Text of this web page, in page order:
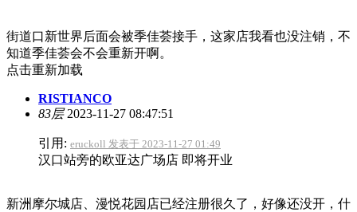
街道口新世界后面会被季佳荟接手，这家店我看也没注销，不
知道季佳荟会不会重新开啊。
点击重新加载
RISTIANCO
83层2023-11-27 08:47:51
引用: eruckoll 发表于 2023-11-27 01:49
汉口站旁的欧亚达广场店 即将开业
新洲摩尔城店、漫悦花园店已经注册很久了，好像还没开，什